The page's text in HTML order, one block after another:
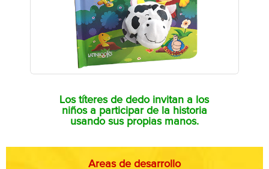
Los títeres de dedo invitan a los
niños a participar de la historia
usando sus propias manos.
Areas de desarrollo